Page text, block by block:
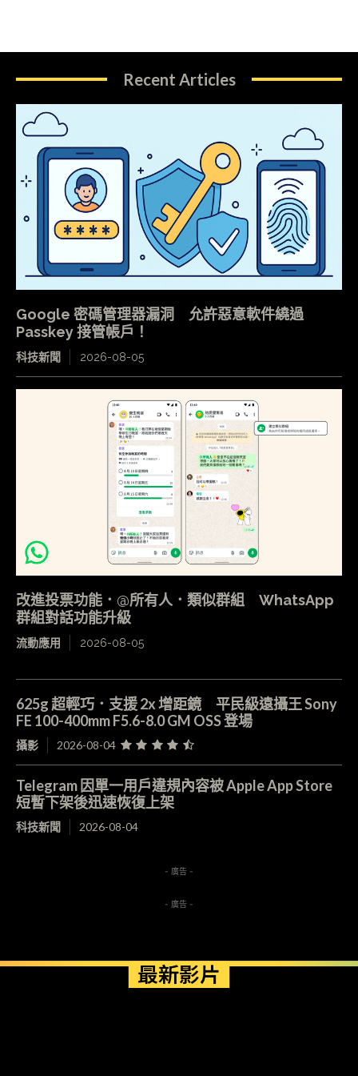
Recent Articles
Google 密碼管理器漏洞 允許惡意軟件繞過
Passkey 接管帳戶！
科技新聞 2026-08-05
改進投票功能．@所有人．類似群組 WhatsApp
群組對話功能升級
流動應用 2026-08-05
625g 超輕巧．支援 2x 增距鏡 平民級遠攝王 Sony
FE 100-400mm F5.6-8.0 GM OSS 登場
攝影 2026-08-04
Telegram 因單一用戶違規內容被 Apple App Store
短暫下架後迅速恢復上架
科技新聞 2026-08-04
- 廣告 -
- 廣告 -
最新影片